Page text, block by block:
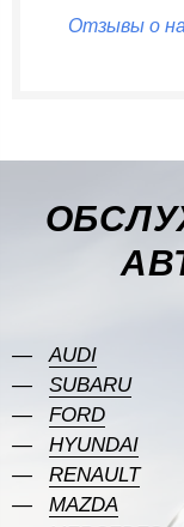
Отзывы о
AUDI
SUBARU
FORD
HYUNDAI
RENAULT
MAZDA